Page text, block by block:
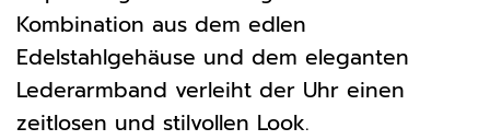
Kombination aus dem edlen
Edelstahlgehäuse und dem eleganten
Lederarmband verleiht der Uhr einen
zeitlosen und stilvollen Look.